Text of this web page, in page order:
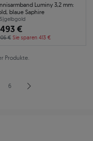
Luminy 3,2 mm:
blaue Saphire
|gelbgold
€
€ Sie sparen 413 €
Produkte.
6